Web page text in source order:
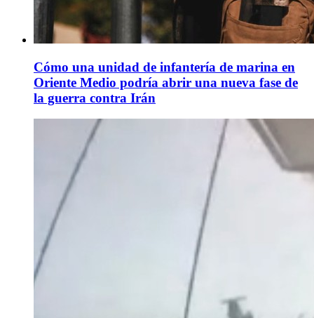
Cómo una unidad de infantería de marina en
Oriente Medio podría abrir una nueva fase de
la guerra contra Irán